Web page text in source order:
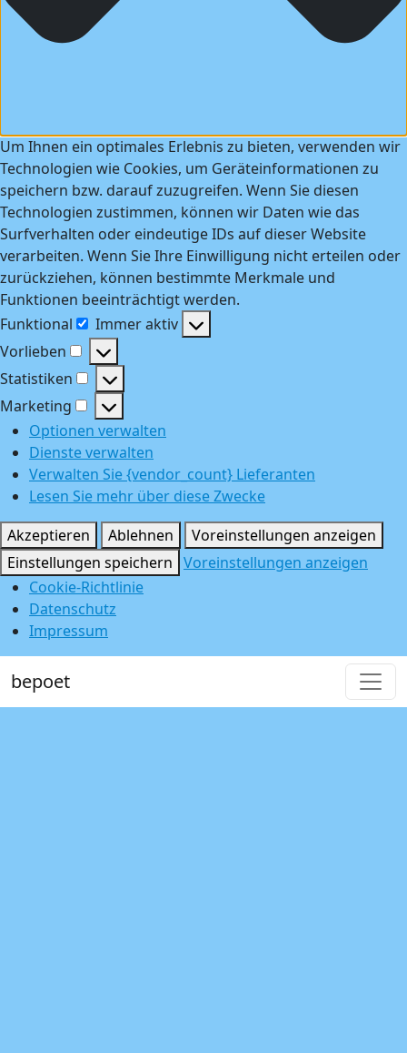
Um Ihnen ein optimales Erlebnis zu bieten, verwenden wir
Technologien wie Cookies, um Geräteinformationen zu
speichern bzw. darauf zuzugreifen. Wenn Sie diesen
Technologien zustimmen, können wir Daten wie das
Surfverhalten oder eindeutige IDs auf dieser Website
verarbeiten. Wenn Sie Ihre Einwilligung nicht erteilen oder
zurückziehen, können bestimmte Merkmale und
Funktionen beeinträchtigt werden.
Funktional
Funktional
Immer aktiv
Vorlieben
Vorlieben
Statistiken
Statistiken
Marketing
Marketing
Optionen verwalten
Dienste verwalten
Verwalten Sie {vendor_count} Lieferanten
Lesen Sie mehr über diese Zwecke
Akzeptieren
Ablehnen
Voreinstellungen anzeigen
Einstellungen speichern Voreinstellungen anzeigen
Cookie-Richtlinie
Datenschutz
Impressum
bepoet